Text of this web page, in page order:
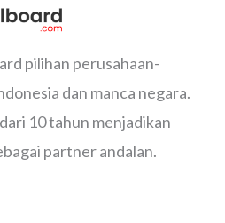
pilihan perusahaan-
dan manca negara.
10 tahun menjadikan
partner andalan.